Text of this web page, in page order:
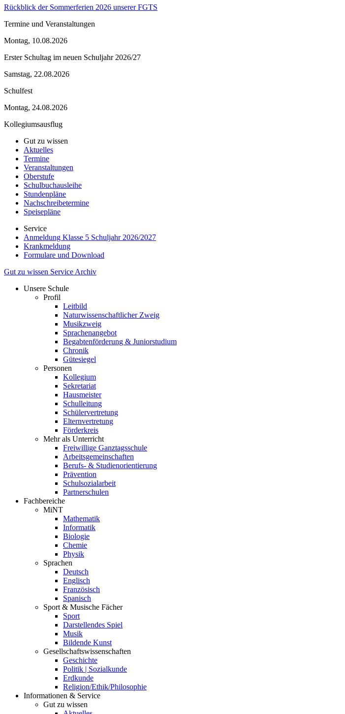
Rückblick der Sommerferien 2026 unserer FGTS
Termine und Veranstaltungen
Montag, 10.08.2026
Erster Schultag im neuen Schuljahr 2026/27
Samstag, 22.08.2026
Schulfest
Montag, 24.08.2026
Kollegiumsausflug
Gut zu wissen
Aktuelles
Termine
Veranstaltungen
Oberstufe
Schulbuchausleihe
Stundenpläne
Nachschreibetermine
Speisepläne
Service
Anmeldung Klasse 5 Schuljahr 2026/2027
Krankmeldung
Formulare und Download
Gut zu wissen Service Archiv
Unsere Schule
Profil
Leitbild
Naturwissenschaftlicher Zweig
Musikzweig
Sprachenangebot
Begabtenförderung & Juniorstudium
Chronik
Gütesiegel
Personen
Kollegium
Sekretariat
Hausmeister
Schulleitung
Schülervertretung
Elternvertretung
Förderkreis
Mehr als Unterricht
Freiwillige Ganztagsschule
Arbeitsgemeinschaften
Berufs- & Studienorientierung
Prävention
Schulsozialarbeit
Partnerschulen
Fachbereiche
MiNT
Mathematik
Informatik
Biologie
Chemie
Physik
Sprachen
Deutsch
Englisch
Französisch
Spanisch
Sport & Musische Fächer
Sport
Darstellendes Spiel
Musik
Bildende Kunst
Gesellschaftswissenschaften
Geschichte
Politik | Sozialkunde
Erdkunde
Religion/Ethik/Philosophie
Informationen & Service
Gut zu wissen